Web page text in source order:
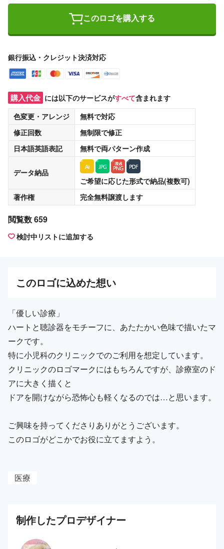
このロゴを購入する
銀行振込・クレジット決済対応
購入代金 には以下のサービスがすべて含まれます
色変更・アレンジ
無料で対応
修正回数
無制限で修正
日本語英語表記
無料で両パターン作成
データ納品
ご希望に応じた形式で納品(複数可)
著作権
完全無料譲渡します
閲覧数 659
検討中リストに追加する
このロゴに込めた想い
「優しい診療」
ハートと聴診器をモチーフに、あたたかい色味で描いたマ
ークです。
特に小児科のクリニックでのご利用を想定しています。
クリニックのロゴマークにはもちろんですが、診療室のド
アに大きく描くと
ドアを開けながら恐怖心も軽くなるのでは…と思います。
ご興味を持ってくださりありがとうございます。
このロゴがどこかでお役に立てますよう。
医療
制作したプロデザイナー